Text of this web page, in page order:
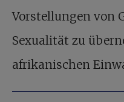
Vorstellungen von
Sexualität zu
afrikanischen